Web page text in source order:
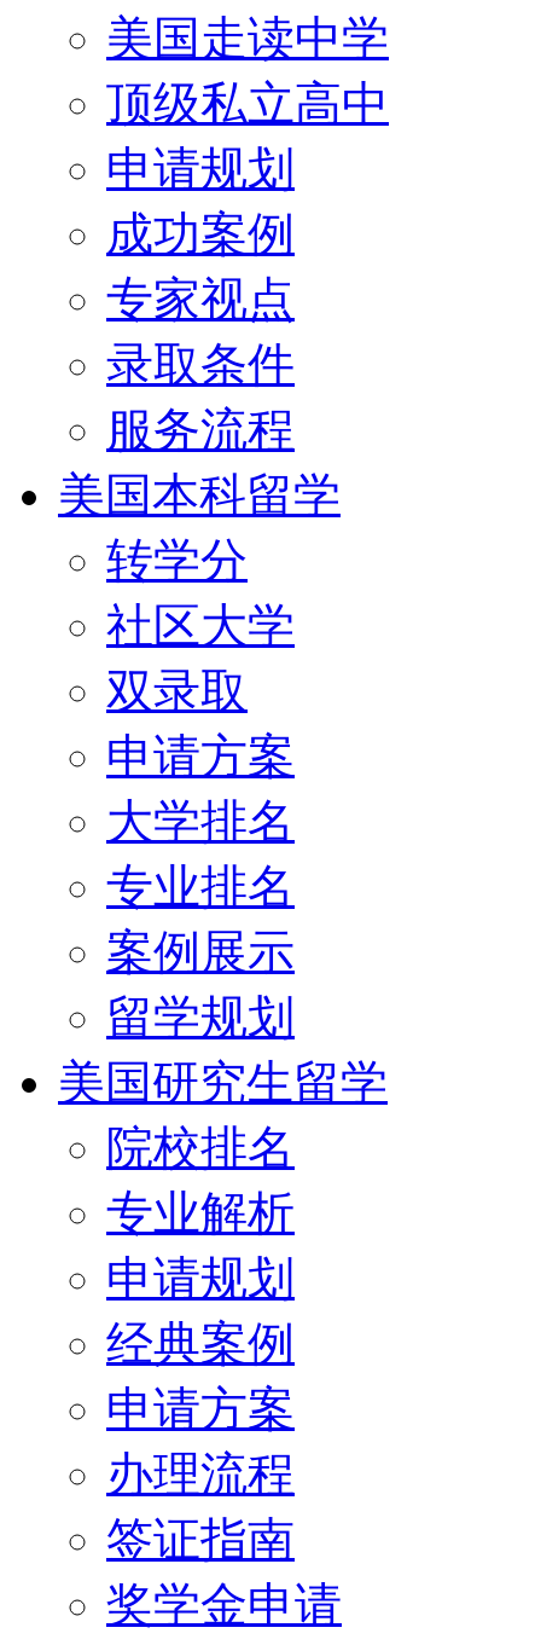
美国走读中学
顶级私立高中
申请规划
成功案例
专家视点
录取条件
服务流程
美国本科留学
转学分
社区大学
双录取
申请方案
大学排名
专业排名
案例展示
留学规划
美国研究生留学
院校排名
专业解析
申请规划
经典案例
申请方案
办理流程
签证指南
奖学金申请